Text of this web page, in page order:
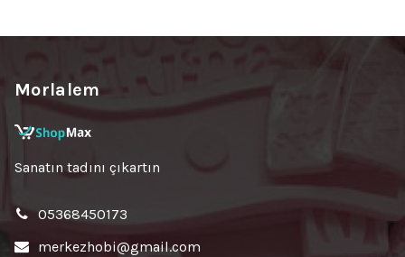
Morlalem
Sanatın tadını çıkartın
05368450173
merkezhobi@gmail.com